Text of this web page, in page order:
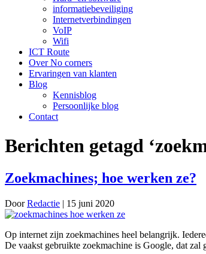
informatiebeveiliging
Internetverbindingen
VoIP
Wifi
ICT Route
Over No corners
Ervaringen van klanten
Blog
Kennisblog
Persoonlijke blog
Contact
Berichten getagd
Zoekmachines; hoe werken ze?
DoorRedactie | 15 juni 2020
Op internet zijn zoekmachines heel belangrijk.
De vaakst gebruikte zoekmachine is Google, dat